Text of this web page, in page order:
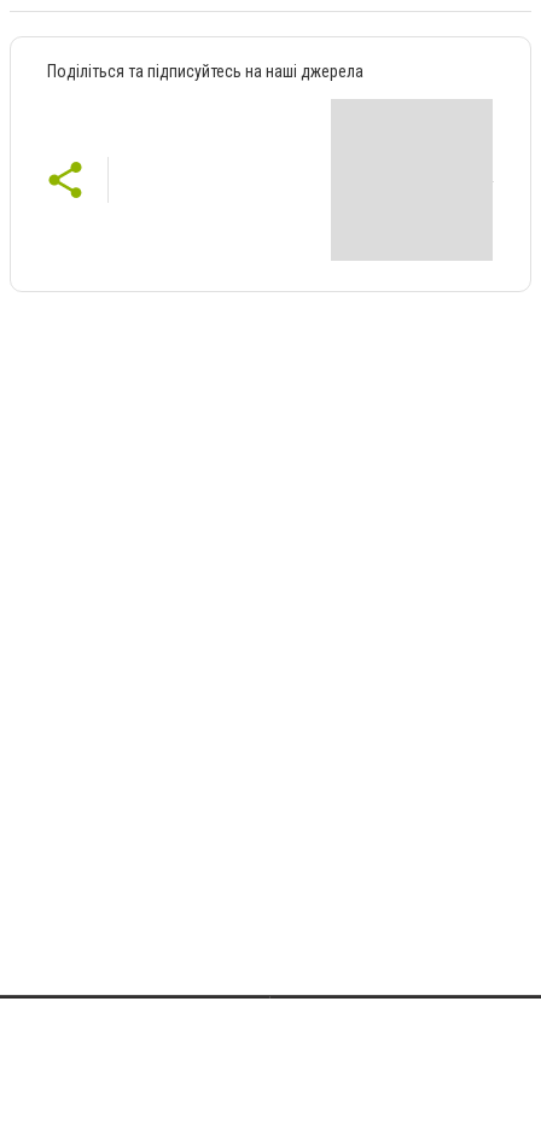
Поділіться та підписуйтесь на наші джерела